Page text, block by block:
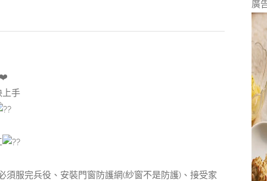
上手
服完兵役、安裝門窗防護網(紗窗不是防護)、接受家
廣